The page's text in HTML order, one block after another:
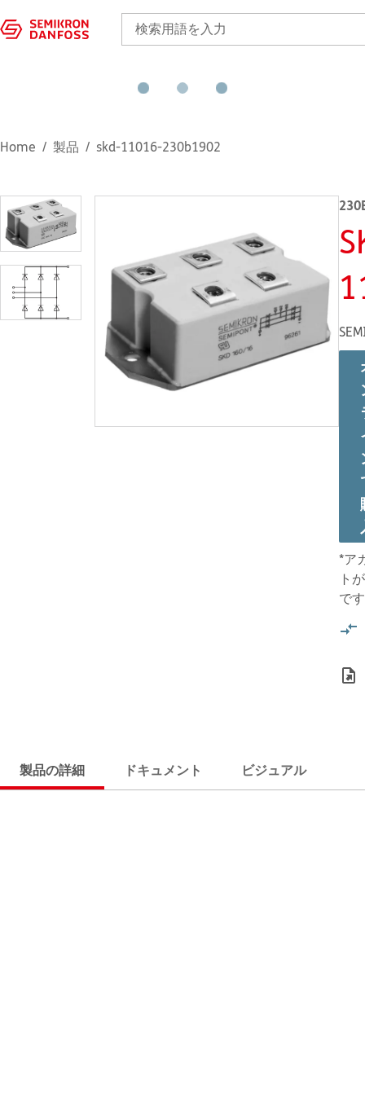
Home 製品 skd-11016-230b1902
*ア
ト
です
製品の詳細 ドキュメント ビジュアル